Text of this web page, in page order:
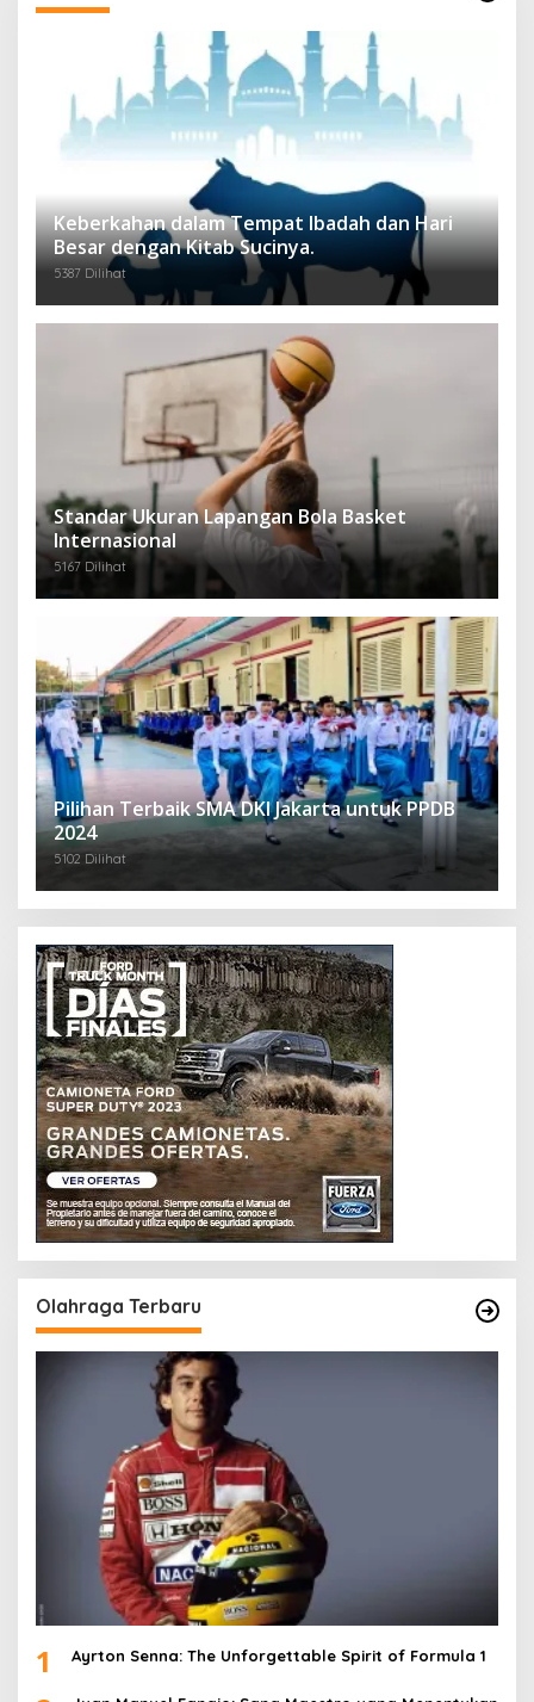
Keberkahan dalam Tempat Ibadah dan Hari
Besar dengan Kitab Sucinya.
5387 Dilihat
Standar Ukuran Lapangan Bola Basket
Internasional
5167 Dilihat
Pilihan Terbaik SMA DKI Jakarta untuk PPDB
2024
5102 Dilihat
Olahraga Terbaru
1 Ayrton Senna: The Unforgettable Spirit of Formula 1